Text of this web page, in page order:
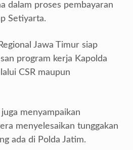
dalam proses pembayaran
Setiyarta.
Jawa Timur siap
program kerja Kapolda
CSR maupun
juga menyampaikan
menyelesaikan tunggakan
ada di Polda Jatim.